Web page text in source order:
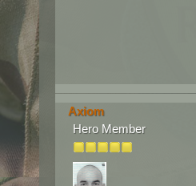
Axiom
Hero Member